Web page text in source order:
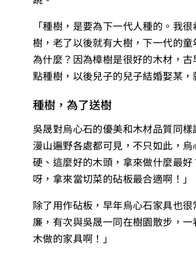
「種樹，是要為下一代人種的。我
樹，老了以後就有大樹，下一代的
為什麼？因為樟樹是很好的木材，
點種樹，以後兒子的兒子結婚娶某
種樹，為了送樹
吳晟對烏心石的優美和木材品質同
漫山遍野各處都可見，不只如此，
硬、這麼好的木頭，拿來做什麼最
呀，拿來當切菜的砧板最合適啊！」
除了用作砧板，早年烏心石家具也
廉，有次與吳晟一同在樹園散步，
木做的家具啊！」